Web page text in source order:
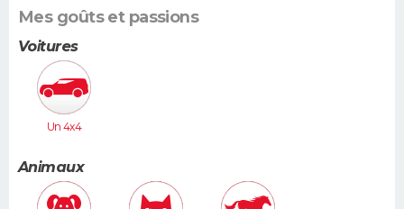
Mes goûts et passions
Voitures
Un 4x4
Animaux